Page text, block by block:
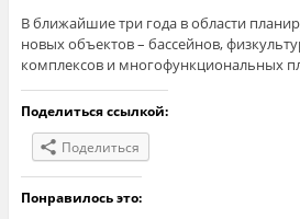
В ближайшие три года в области
новых объектов – бассейнов,
комплексов и многофункциональных
Поделиться ссылкой:
Поделиться
Понравилось это: